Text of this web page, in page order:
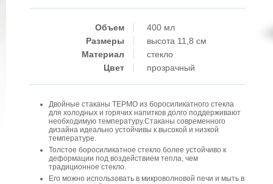
Объем
400 мл
Размеры
высота 11,8 см
Материал
стекло
Цвет
прозрачный
Двойные стаканы ТЕРМО из боросиликатного стекла
для холодных и горячих напитков долго поддерживают
необходимую температуру.Стаканы современного
дизайна идеально устойчивы к высокой и низкой
температуре.
Толстое боросиликатное стекло более устойчиво к
деформации под воздействием тепла, чем
традиционное стекло.
Его можно использовать в микроволновой печи и мыть в